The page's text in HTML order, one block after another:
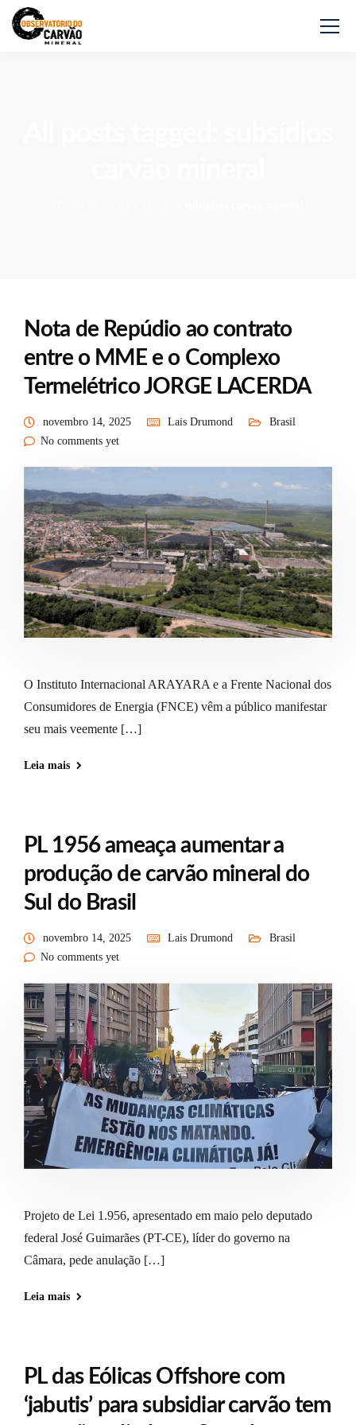
Nota de Repúdio ao contrato
entre o MME e o Complexo
Termelétrico JORGE LACERDA
novembro 14, 2025 Lais Drumond
Brasil
No comments yet
O Instituto Internacional ARAYARA e a Frente Nacional dos
Consumidores de Energia (FNCE) vêm a público manifestar
seu mais veemente […]
Leia mais
PL 1956 ameaça aumentar a
produção de carvão mineral do
Sul do Brasil
novembro 14, 2025 Lais Drumond
Brasil
No comments yet
Projeto de Lei 1.956, apresentado em maio pelo deputado
federal José Guimarães (PT-CE), líder do governo na
Câmara, pede anulação […]
Leia mais
PL das Eólicas Offshore com
‘jabutis’ para subsidiar carvão tem